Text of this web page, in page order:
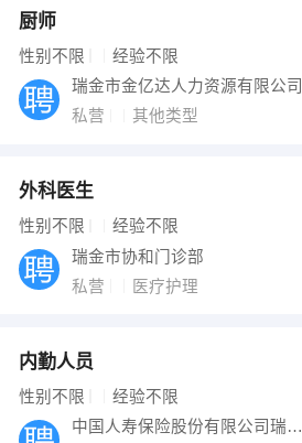
厨师
性别不限 经验不限
瑞金市金亿达人力资源有限公司
私营
其他类型
外科医生
性别不限 经验不限
瑞金市协和门诊部
私营
医疗护理
内勤人员
性别不限 经验不限
中国人寿保险股份有限公司瑞金市支公司